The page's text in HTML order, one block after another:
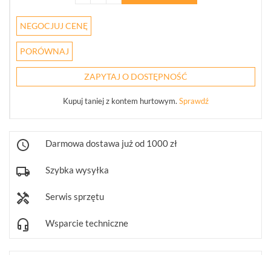
4W1
(68)
REJESTRATORY
5W1
(246)
KLAWIATURY
STERUJĄCE
MEGAPIKSELOWE
(5)
NEGOCJUJ CENĘ
PORÓWNAJ
ZAPYTAJ O DOSTĘPNOŚĆ
Kupuj taniej z kontem hurtowym. Sprawdź
Darmowa dostawa już od 1000 zł
Szybka wysyłka
Serwis sprzętu
Wsparcie techniczne